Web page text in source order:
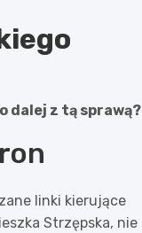
dalej z tą sprawą?
linki kierujące
Strzępska, nie